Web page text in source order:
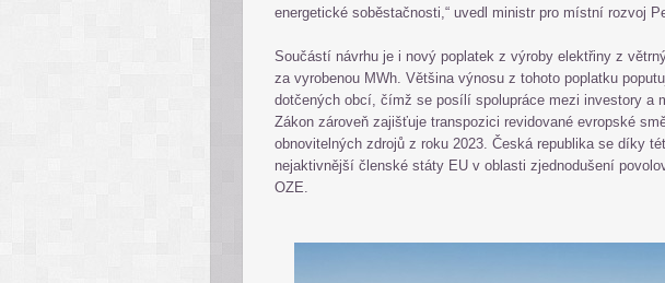
energetické soběstačnosti,“ uvedl ministr pro místní rozvoj
Součástí návrhu je i nový poplatek z výroby elektřiny z
za vyrobenou MWh. Většina výnosu z tohoto poplatku
dotčených obcí, čímž se posílí spolupráce mezi investory a
Zákon zároveň zajišťuje transpozici revidované evropské
obnovitelných zdrojů z roku 2023. Česká republika se díky
nejaktivnější členské státy EU v oblasti zjednodušení
OZE.